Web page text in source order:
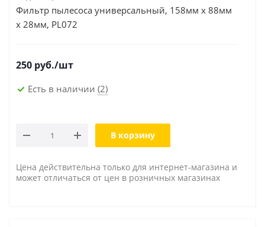
Фильтр пылесоса универсальный, 158мм х 88мм
х 28мм, PL072
250 руб./шт
Есть в наличии (2)
В корзину
Цена действительна только для интернет-магазина и
может отличаться от цен в розничных магазинах